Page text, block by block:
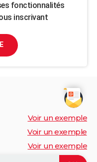
fonctionnalités
inscrivant
Voir un exemple
Voir un exemple
Voir un exemple